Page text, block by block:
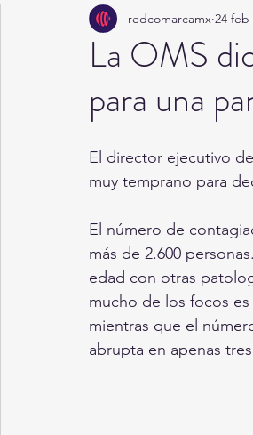
Deportes Salud
Round Cero Columnistas
Chismes Qué Curioso
Durango Titulares en
Santa Aurelia de los Vientos
La OMS
para una
redcomarcamx 24 feb
El director ejecutivo
muy temprano para
El número de
más de 2.600
edad con otras
mucho de los focos
mientras que el
abrupta en apenas